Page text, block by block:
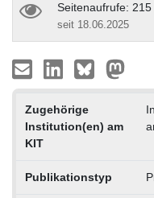
Seitenaufrufe: 215
seit 18.06.2025
Zugehörige
Institution(en) am
KIT
Publikationstyp